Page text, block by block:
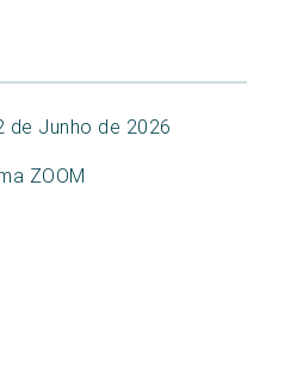
de Junho de 2026
ZOOM